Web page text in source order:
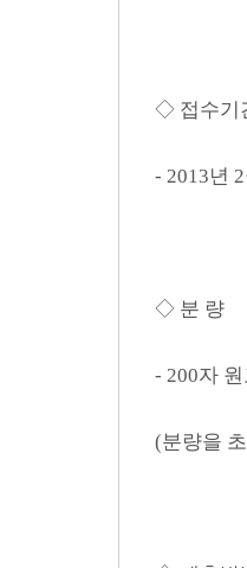
◇ 접수기
- 2013년
◇ 분 량
- 200자
(분량을